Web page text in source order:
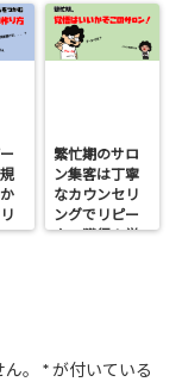
繁忙期のサロ
ン集客は丁寧
なカウンセリ
ングでリピー
ター獲得！覚
。 *が付いている